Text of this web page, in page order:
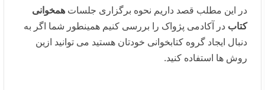
در این مطلب قصد داریم نحوه برگزاری جلسات همخوانی
کتاب در آکادمی پژواک را بررسی کنیم همینطور شما اگر به
دنبال ایجاد گروه کتابخوانی خودتان هستید می توانید ازین
روش ها استفاده کنید.